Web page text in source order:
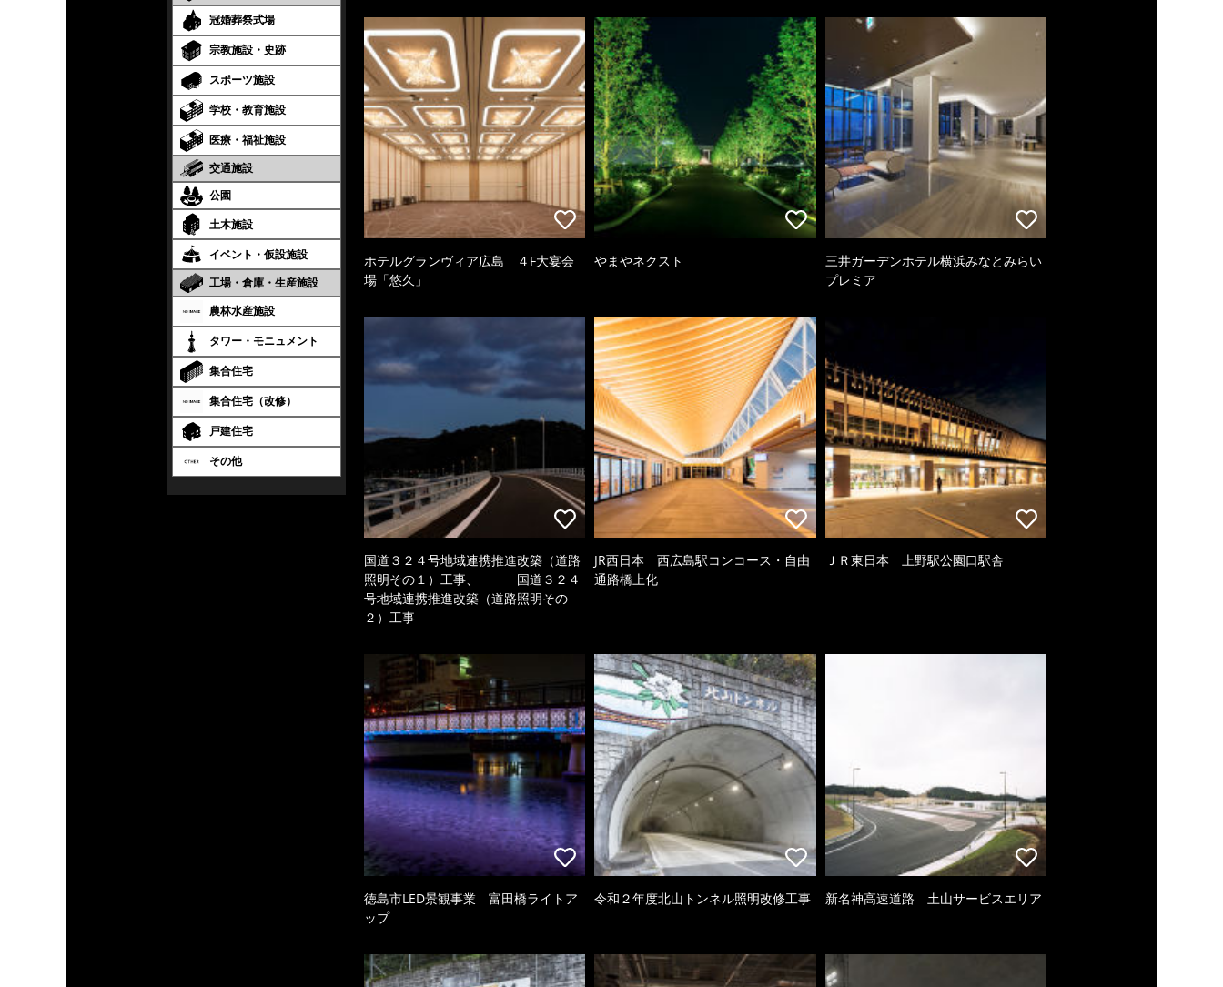
冠婚葬祭式場
宗教施設・史跡
スポーツ施設
学校・教育施設
医療・福祉施設
交通施設
公園
土木施設
イベント・仮設施設
工場・倉庫・生産施設
農林水産施設
タワー・モニュメント
集合住宅
集合住宅（改修）
戸建住宅
その他
ホテルグランヴィア広島 ４F大宴会
場「悠久」
やまやネクスト
三井ガーデンホテル横浜みなとみらい
プレミア
国道３２４号地域連携推進改築（道路
照明その１）工事、 国道３２４
号地域連携推進改築（道路照明その
２）工事
JR西日本 西広島駅コンコース・自由
通路橋上化
ＪＲ東日本 上野駅公園口駅舎
徳島市LED景観事業 富田橋ライトア
ップ
令和２年度北山トンネル照明改修工事 新名神高速道路 土山サービスエリア